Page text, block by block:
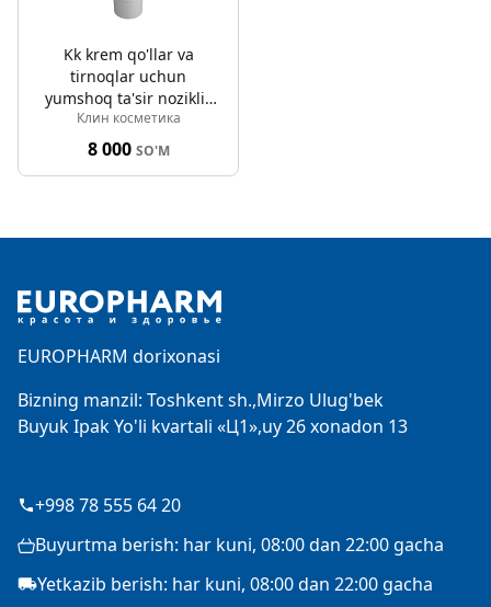
Kk krem qo'llar va
tirnoqlar uchun
yumshoq ta'sir noziklik
sirlari 125ml
Клин косметика
8 000 SO'M
EUROPHARM dorixonasi
Bizning manzil: Toshkent sh.,Mirzo Ulug'bek
Buyuk Ipak Yo'li kvartali «Ц1»,uy 26 xonadon 13
+998 78 555 64 20
Buyurtma berish: har kuni, 08:00 dan 22:00 gacha
Yetkazib berish: har kuni, 08:00 dan 22:00 gacha